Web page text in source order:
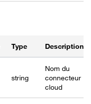
Type Description
string
Nom du
connecteur
cloud